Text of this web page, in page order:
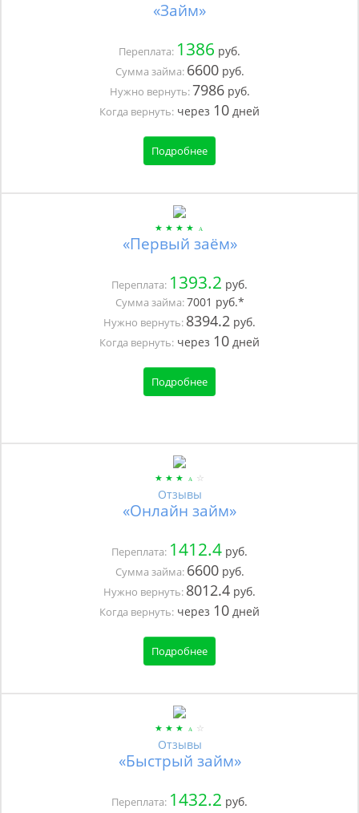
«Займ»
Переплата: 1386 руб.
Сумма займа: 6600руб.
Нужно вернуть:7986руб.
Когда вернуть: через 10 дней
Подробнее
«Первый заём»
Переплата: 1393.2 руб.
Сумма займа:7001 руб.*
Нужно вернуть: 8394.2 руб.
Когда вернуть: через 10 дней
Подробнее
Отзывы
«Онлайн займ»
Переплата: 1412.4 руб.
Сумма займа: 6600руб.
Нужно вернуть: 8012.4 руб.
Когда вернуть: через 10 дней
Подробнее
Отзывы
«Быстрый займ»
Переплата: 1432.2 руб.